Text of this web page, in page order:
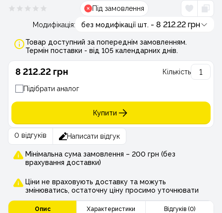
Під замовлення
Модифікація: без модифікації шт. - 8 212.22 грн
Товар доступний за попереднім замовленням.
Термін поставки - від 105 календарних днів.
8 212.22 грн Кількість
Підібрати аналог
Купити
0 відгуків Написати відгук
Мінімальна сума замовлення – 200 грн (без
врахування доставки)
Ціни не враховують доставку та можуть
змінюватись, остаточну ціну просимо уточнювати
Опис Характеристики Відгуків (0)